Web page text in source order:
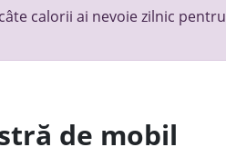
calorii ai nevoie zilnic pentru
de mobil